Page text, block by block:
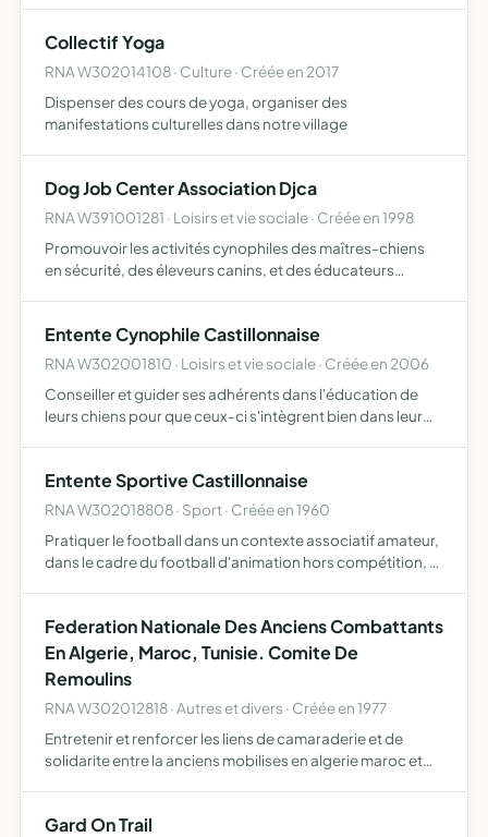
Gard
Collectif Yoga
RNA W302014108 · Culture · Créée en 2017
Dispenser des cours de yoga, organiser des
manifestations culturelles dans notre village
Dog Job Center Association Djca
RNA W391001281 · Loisirs et vie sociale · Créée en 1998
Promouvoir les activités cynophiles des maîtres-chiens
en sécurité, des éleveurs canins, et des éducateurs
e…
Entente Cynophile Castillonnaise
RNA W302001810 · Loisirs et vie sociale · Créée en 2006
Conseiller et guider ses adhérents dans l'éducation de
leurs chiens pour que ceux-ci s'intègrent bien dans leur
reconn…
Entente Sportive Castillonnaise
RNA W302018808 · Sport · Créée en 1960
Pratiquer le football dans un contexte associatif amateur,
dans le cadre du football d'animation hors compétition, et
Federation Nationale Des Anciens Combattants
En Algerie, Maroc, Tunisie. Comite De
Remoulins
RNA W302012818 · Autres et divers · Créée en 1977
Entretenir et renforcer les liens de camaraderie et de
solidarite entre la anciens mobilises en algerie maroc et
Gard On Trail